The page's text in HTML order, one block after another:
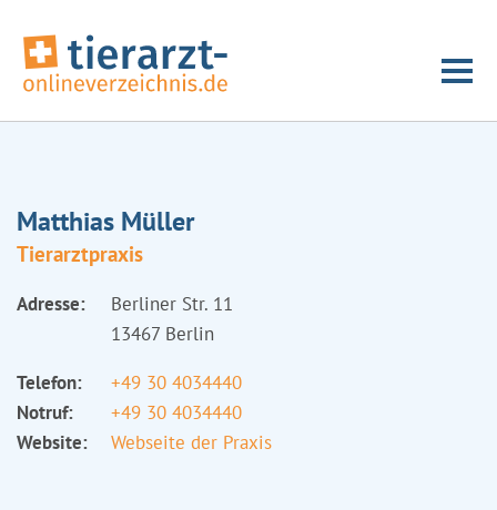
Matthias Müller
Tierarztpraxis
Adresse:
Berliner Str. 11
13467 Berlin
Telefon:
+49 30 4034440
Notruf:
+49 30 4034440
Website:
Webseite der Praxis